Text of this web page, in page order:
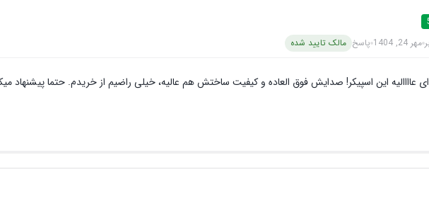
مهر 24, 1404 پاسخ مالک تایید شده
عاااالیه این اسپیکر! صدایش فوق العاده و کیفیت ساختش هم عالیه، خیلی راضیم از خریدم. حتما پیشنهاد